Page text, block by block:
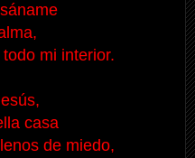
mi interior.
casa
de miedo,